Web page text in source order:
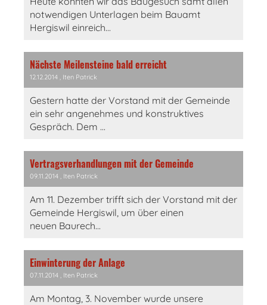
notwendigen Unterlagen beim Bauamt
Hergiswil einreich...
Nächste Meilensteine bald erreicht
12.12.2014 , Iten Patrick
Gestern hatte der Vorstand mit der Gemeinde
ein sehr angenehmes und konstruktives
Gespräch. Dem ...
Vertragsverhandlungen mit der Gemeinde
09.11.2014 , Iten Patrick
Am 11. Dezember trifft sich der Vorstand mit der
Gemeinde Hergiswil, um über einen
neuen Baurech...
Einwinterung der Anlage
07.11.2014 , Iten Patrick
Am Montag, 3. November wurde unsere